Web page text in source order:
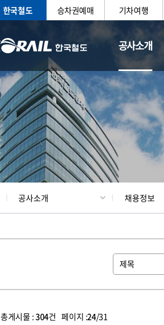
한국철도 승차권예매 기차여행
공사소개
CEO 일반현황
공사소개 채용정보
총게시물 :304건 페이지 :24/31